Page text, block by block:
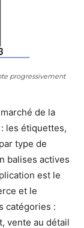
progressivement
de la
les étiquettes,
type de
balises actives
est le
et le
catégories :
vente au détail